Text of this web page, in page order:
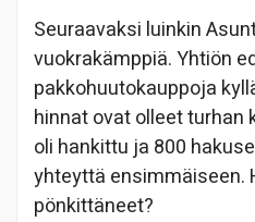
Seuraavaksi luinkin
vuokrakämppiä. Yhtiön
pakkohuutokauppoja
hinnat ovat olleet turhan
oli hankittu ja 800
yhteyttä ensimmäiseen.
pönkittäneet?